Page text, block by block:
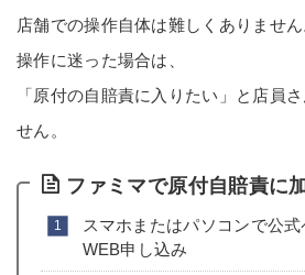
店舗での操作自体は難しくありません
操作に迷った場合は、
「原付の自賠責に入りたい」と店員
せん。
ファミマで原付自賠責に
スマホまたはパソコンで公
WEB申し込み